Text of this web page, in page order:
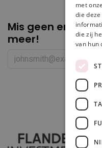
Mis geen enkele
meer!
met
die
die zij
van hun